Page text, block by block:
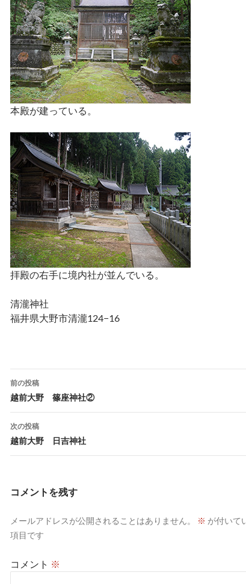
本殿が建っている。
拝殿の右手に境内社が並んでいる。
清瀧神社
福井県大野市清瀧124−16
投
稿
ナ
ビ
ゲ
ョ
前の投稿
越前大野 篠座神社②
次の投稿
越前大野 日吉神社
コメントを残す
メールアドレスが公開されることはありません。 ※ が付いて
項目です
コメント ※